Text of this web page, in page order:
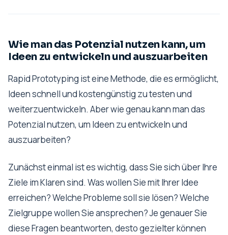
Wie man das Potenzial nutzen kann, um
Ideen zu entwickeln und auszuarbeiten
Rapid Prototyping ist eine Methode, die es ermöglicht,
Ideen schnell und kostengünstig zu testen und
weiterzuentwickeln. Aber wie genau kann man das
Potenzial nutzen, um Ideen zu entwickeln und
auszuarbeiten?
Zunächst einmal ist es wichtig, dass Sie sich über Ihre
Ziele im Klaren sind. Was wollen Sie mit Ihrer Idee
erreichen? Welche Probleme soll sie lösen? Welche
Zielgruppe wollen Sie ansprechen? Je genauer Sie
diese Fragen beantworten, desto gezielter können